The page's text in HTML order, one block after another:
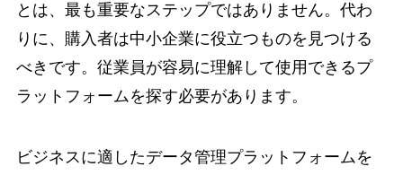
とは、最も重要なステップではありません。代わ
りに、購入者は中小企業に役立つものを見つける
べきです。従業員が容易に理解して使用できるプ
ラットフォームを探す必要があります。
ビジネスに適したデータ管理プラットフォームを